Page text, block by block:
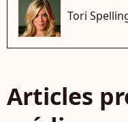
Tori
Articles